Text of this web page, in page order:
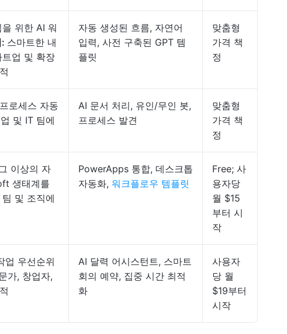
위한 AI 워
스마트한 내
업 및 확장
자동 생성된 흐름, 자연어
입력, 사전 구축된 GPT 템
플릿
맞춤형
가격 책
정
로세스 자동
및 IT 팀에
AI 문서 처리, 유인/무인 봇,
프로세스 발견
맞춤형
가격 책
정
이상의 자
생태계를
및 조직에
PowerApps 통합, 데스크톱
자동화, 워크플로우 템플릿
Free; 사
용자당
월 $15
부터 시
작
업 우선순위
가, 창업자,
AI 달력 어시스턴트, 스마트
회의 예약, 집중 시간 최적
화
사용자
당 월
$19부터
시작